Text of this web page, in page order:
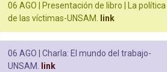
06 AGO |
Presentación de libro | La política
de las víctimas-UNSAM.
link
06 AGO |
Charla: El mundo del trabajo-
UNSAM.
link